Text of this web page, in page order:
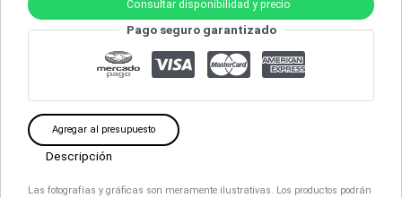
Consultar disponibilidad y precio
Pago seguro garantizado
Agregar al presupuesto
Descripción
Las fotografías y gráficas son meramente ilustrativas. Los productos podrán